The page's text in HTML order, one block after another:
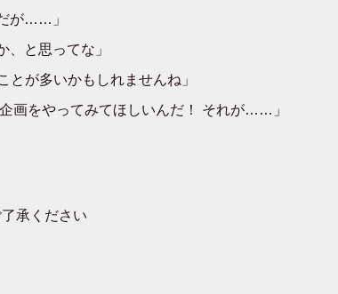
が……」
と思ってな」
が多いかもしれませんね」
画をやってみてほしいんだ！ それが……」
承ください